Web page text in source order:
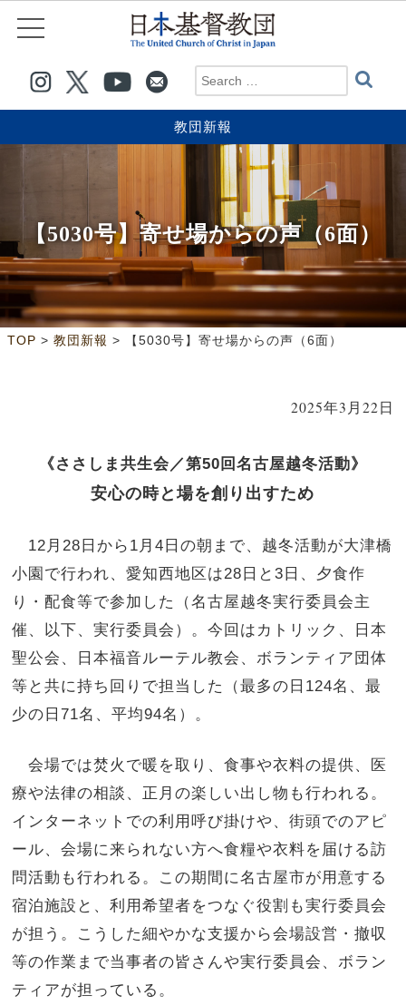
教団新報
【5030号】寄せ場からの声（6面）
TOP > 教団新報 > 【5030号】寄せ場からの声（6面）
2025年3月22日
《ささしま共生会／第50回名古屋越冬活動》
安心の時と場を創り出すため
12月28日から1月4日の朝まで、越冬活動が大津橋
小園で行われ、愛知西地区は28日と3日、夕食作
り・配食等で参加した（名古屋越冬実行委員会主
催、以下、実行委員会）。今回はカトリック、日本
聖公会、日本福音ルーテル教会、ボランティア団体
等と共に持ち回りで担当した（最多の日124名、最
少の日71名、平均94名）。
会場では焚火で暖を取り、食事や衣料の提供、医
療や法律の相談、正月の楽しい出し物も行われる。
インターネットでの利用呼び掛けや、街頭でのアピ
ール、会場に来られない方へ食糧や衣料を届ける訪
問活動も行われる。この期間に名古屋市が用意する
宿泊施設と、利用希望者をつなぐ役割も実行委員会
が担う。こうした細やかな支援から会場設営・撤収
等の作業まで当事者の皆さんや実行委員会、ボラン
ティアが担っている。